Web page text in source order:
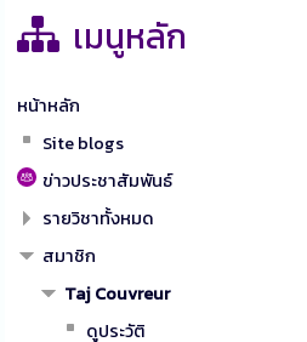
เมนูหลัก
หน้าหลัก
Site blogs
ข่าวประชาสัมพันธ์
รายวิชาทั้งหมด
สมาชิก
Taj Couvreur
ดูประวัติ